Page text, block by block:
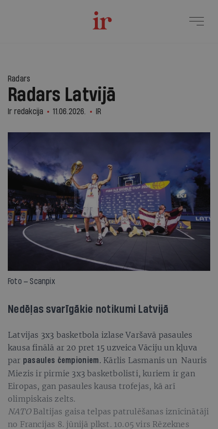
Radars
Radars Latvijā
Ir redakcija 11.06.2026. IR
Foto — Scanpix
Nedēļas svarīgākie notikumi Latvijā
Latvijas 3x3 basketbola izlase Varšavā pasaules
kausa finālā ar 20 pret 15 uzveica Vāciju un kļuva
par pasaules čempioniem. Kārlis Lasmanis un Nauris
Miezis ir pirmie 3x3 basketbolisti, kuriem ir gan
Eiropas, gan pasaules kausa trofejas, kā arī
olimpiskais zelts.
NATOBaltijas gaisa telpas patrulēšanas iznīcinātāji
no Francijas 8. jūnijā plkst. 10.05 virs Rēzeknes